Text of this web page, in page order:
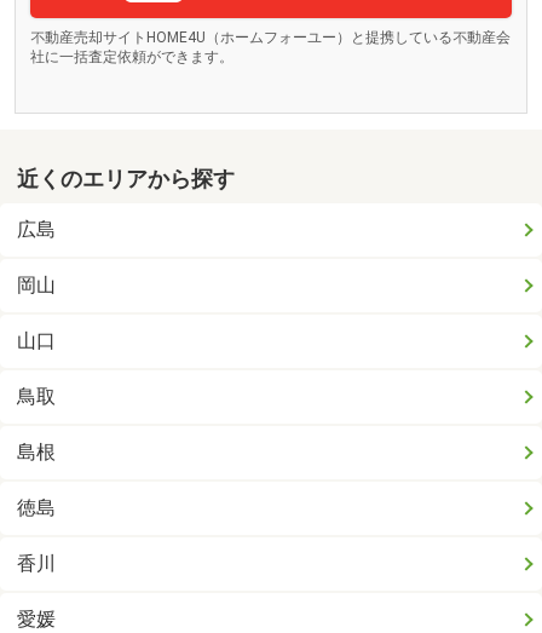
不動産売却サイトHOME4U（ホームフォーユー）と提携している不動産会
社に一括査定依頼ができます。
近くのエリアから探す
広島
岡山
山口
鳥取
島根
徳島
香川
愛媛